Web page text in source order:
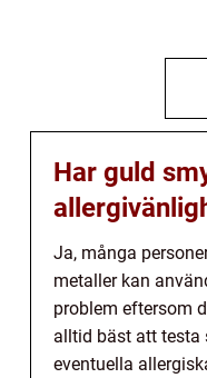
Har guld
Ja, många
metaller kan
problem eftersom
alltid bäst att testa
eventuella